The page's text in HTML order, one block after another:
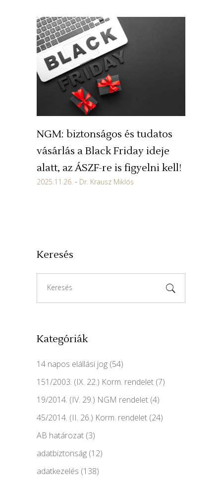
NGM: biztonságos és tudatos
vásárlás a Black Friday ideje
alatt, az ÁSZF-re is figyelni kell!
2025.11.26. Dr. Krausz Miklós
Keresés
for:
Kategóriák
14 napos elállási jog (54)
151/2003. (IX. 22.) Korm. rendelet (7)
19/2014. (IV. 29.) NGM rendelet (4)
45/2014. (II. 26.) Korm. rendelet (24)
AB határozat (3)
adatbiztonság (12)
adatkezelés (138)